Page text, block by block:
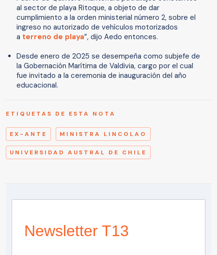
al sector de playa Ritoque, a objeto de dar
cumplimiento a la orden ministerial número 2, sobre el
ingreso no autorizado de vehículos motorizados
a terreno de playa”, dijo Aedo entonces.
Desde enero de 2025 se desempeña como subjefe de
la Gobernación Marítima de Valdivia, cargo por el cual
fue invitado a la ceremonia de inauguración del año
educacional.
ETIQUETAS DE ESTA NOTA
EX-ANTE MINISTRA LINCOLAO
UNIVERSIDAD AUSTRAL DE CHILE
Newsletter T13